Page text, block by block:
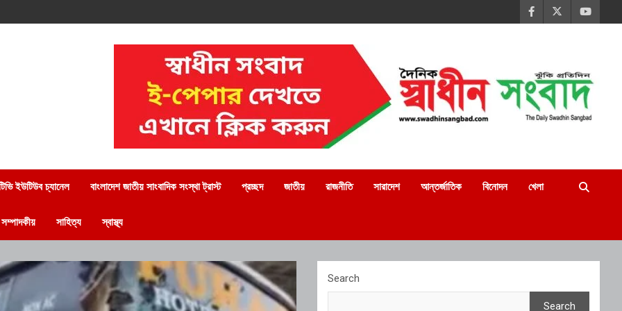
ইউটিউব চ্যানেল বাংলাদেশ জাতীয় সাংবাদিক সংস্থা ট্রাস্ট প্রচ্ছদ জাতীয় রাজনীতি সারাদেশ আন্তর্জাতিক বিনোদন খেলা
সম্পাদকীয় সাহিত্য স্বাস্থ্য
Search
Search